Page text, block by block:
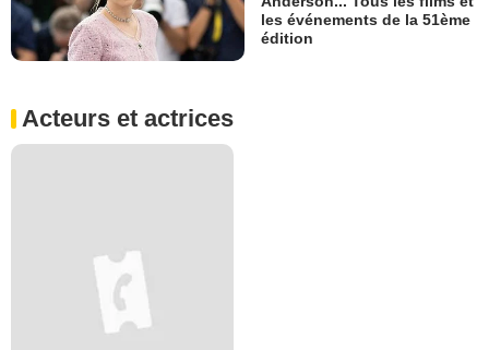
les événements de la 51ème
édition
Acteurs et actrices